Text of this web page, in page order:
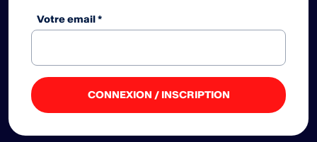
Votre email *
CONNEXION / INSCRIPTION